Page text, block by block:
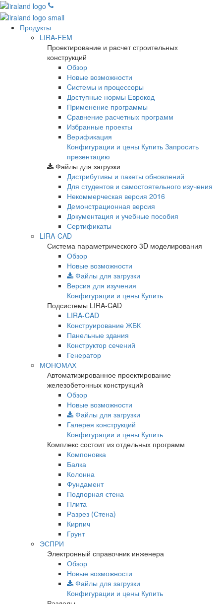
Продукты
LIRA-FEM
Проектирование и расчет строительных
конструкций
Обзор
Новые возможности
Cистемы и процессоры
Доступные нормы Еврокод
Применение программы
Сравнение расчетных программ
Избранные проекты
Верификация
Конфигурации и цены Купить Запросить
презентацию
Файлы для загрузки
Дистрибутивы и пакеты обновлений
Для студентов и самостоятельного изучения
Некоммерческая версия 2016
Демонстрационная версия
Документация и учебные пособия
Сертификаты
LIRA-CAD
Система параметрического 3D моделирования
Обзор
Новые возможности
Файлы для загрузки
Версия для изучения
Конфигурации и цены Купить
Подсистемы LIRA-CAD
LIRA-CAD
Конструирование ЖБК
Панельные здания
Конструктор сечений
Генератор
МОНОМАХ
Автоматизированное проектирование
железобетонных конструкций
Обзор
Новые возможности
Файлы для загрузки
Галерея конструкций
Конфигурации и цены Купить
Комплекс состоит из отдельных программ
Компоновка
Балка
Колонна
Фундамент
Подпорная стена
Плита
Разрез (Стена)
Кирпич
Грунт
ЭСПРИ
Электронный справочник инженера
Обзор
Новые возможности
Файлы для загрузки
Конфигурации и цены Купить